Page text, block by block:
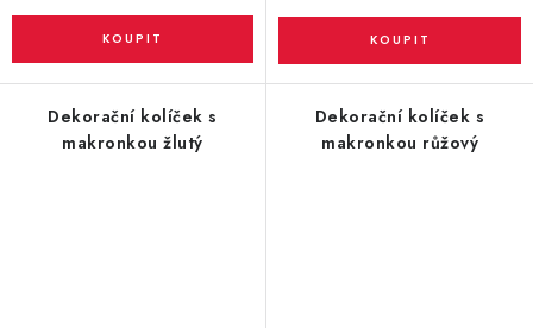
Dekorační kolíček s
makronkou žlutý
Dekorační kolíček s
makronkou růžový